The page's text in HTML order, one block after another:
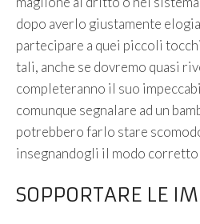
dopo averlo giustamente
partecipare a quei piccoli
tali, anche se dovremo quasi
completeranno il suo
comunque segnalare ad un
potrebbero farlo stare
insegnandogli il modo
SOPPORTARE LE